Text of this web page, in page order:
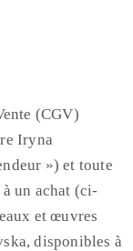
(CGV)
Iryna
») et toute
un achat (ci-
et œuvres
disponibles à